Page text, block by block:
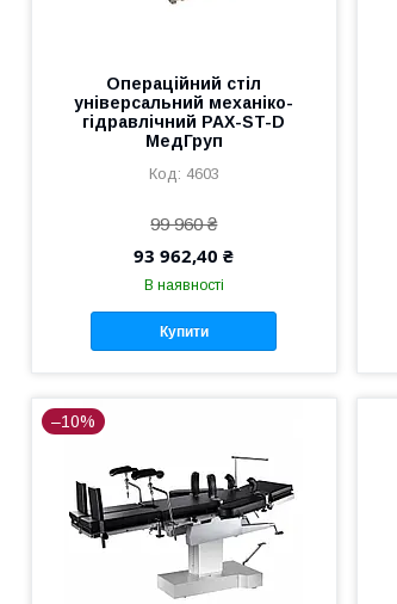
Операційний стіл
універсальний механіко-
гідравлічний PAX-ST-D
МедГруп
4603
99 960 ₴
93 962,40 ₴
В наявності
Купити
–10%